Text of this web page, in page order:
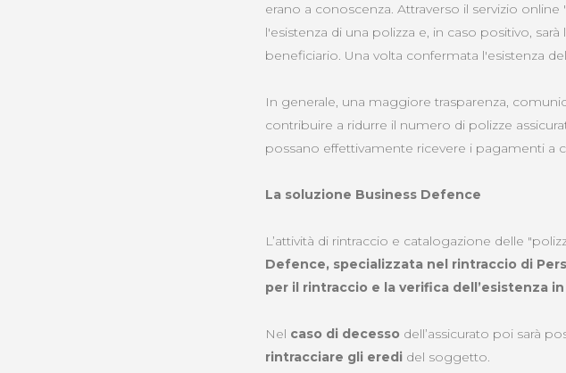
erano a conoscenza. Attraverso il servizio
l'esistenza di una polizza e, in caso positivo,
beneficiario. Una volta confermata l'esistenza
In generale, una maggiore trasparenza,
contribuire a ridurre il numero di polizze
possano effettivamente ricevere i pagamenti a
La soluzione Business Defence
L’attività di rintraccio e catalogazione delle
Defence, specializzata nel rintraccio di
per il rintraccio e la verifica dell’esistenza
Nel caso di decesso dell’assicurato poi sarà
rintracciare gli eredi del soggetto.